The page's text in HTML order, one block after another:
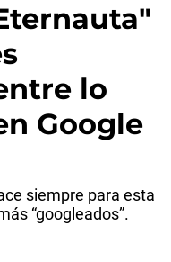
lo
Google
siempre para esta
“googleados”.